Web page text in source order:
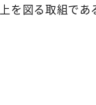
を図る取組であ